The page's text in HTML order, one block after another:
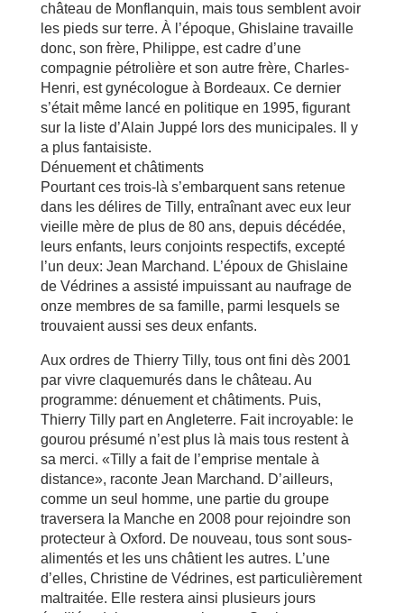
château de Monflanquin, mais tous semblent avoir
les pieds sur terre. À l’époque, Ghislaine travaille
donc, son frère, Philippe, est cadre d’une
compagnie pétrolière et son autre frère, Charles-
Henri, est gynécologue à Bordeaux. Ce dernier
s’était même lancé en politique en 1995, figurant
sur la liste d’Alain Juppé lors des municipales. Il y
a plus fantaisiste.
Dénuement et châtiments
Pourtant ces trois-là s’embarquent sans retenue
dans les délires de Tilly, entraînant avec eux leur
vieille mère de plus de 80 ans, depuis décédée,
leurs enfants, leurs conjoints respectifs, excepté
l’un deux: Jean Marchand. L’époux de Ghislaine
de Védrines a assisté impuissant au naufrage de
onze membres de sa famille, parmi lesquels se
trouvaient aussi ses deux enfants.
Aux ordres de Thierry Tilly, tous ont fini dès 2001
par vivre claquemurés dans le château. Au
programme: dénuement et châtiments. Puis,
Thierry Tilly part en Angleterre. Fait incroyable: le
gourou présumé n’est plus là mais tous restent à
sa merci. «Tilly a fait de l’emprise mentale à
distance», raconte Jean Marchand. D’ailleurs,
comme un seul homme, une partie du groupe
traversera la Manche en 2008 pour rejoindre son
protecteur à Oxford. De nouveau, tous sont sous-
alimentés et les uns châtient les autres. L’une
d’elles, Christine de Védrines, est particulièrement
maltraitée. Elle restera ainsi plusieurs jours